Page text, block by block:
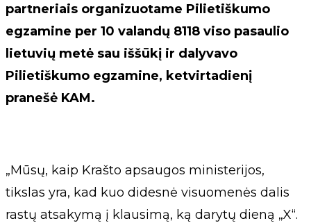
partneriais organizuotame Pilietiškumo
egzamine per 10 valandų 8118 viso pasaulio
lietuvių metė sau iššūkį ir dalyvavo
Pilietiškumo egzamine, ketvirtadienį
pranešė KAM.
„Mūsų, kaip Krašto apsaugos ministerijos,
tikslas yra, kad kuo didesnė visuomenės dalis
rastų atsakymą į klausimą, ką darytų dieną „X“.